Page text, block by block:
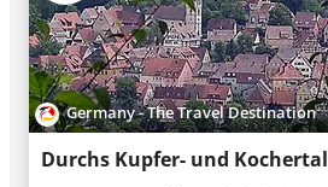
Germany - The Travel Destination
Durchs Kupfer- und Kochertal